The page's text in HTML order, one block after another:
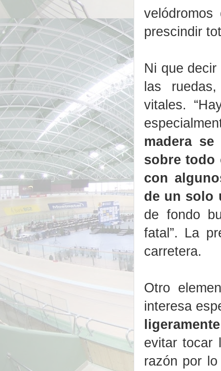
prescindir
Ni que
las
vitales.
madera
sobre todo
con
de un solo
de fondo
fatal”. La
carretera.
Otro
interesa
evitar tocar
razón por